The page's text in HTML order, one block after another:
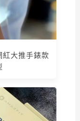
大推手錶款